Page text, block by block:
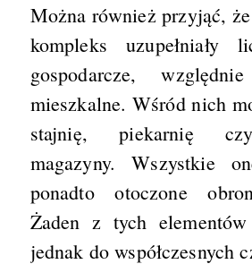
Można również przyjąć,
kompleks uzupełniały
gospodarcze,
mieszkalne. Wśród nich
stajnię, piekarnię
magazyny. Wszystkie
ponadto otoczone
Żaden z tych
jednak do współczesnych